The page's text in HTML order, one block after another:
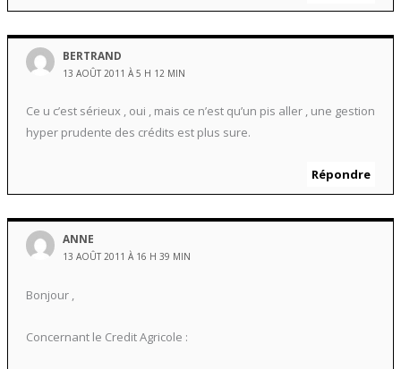
BERTRAND
13 AOÛT 2011 À 5 H 12 MIN
Ce u c’est sérieux , oui , mais ce n’est qu’un pis aller , une gestion
hyper prudente des crédits est plus sure.
Répondre
ANNE
13 AOÛT 2011 À 16 H 39 MIN
Bonjour ,
Concernant le Credit Agricole :